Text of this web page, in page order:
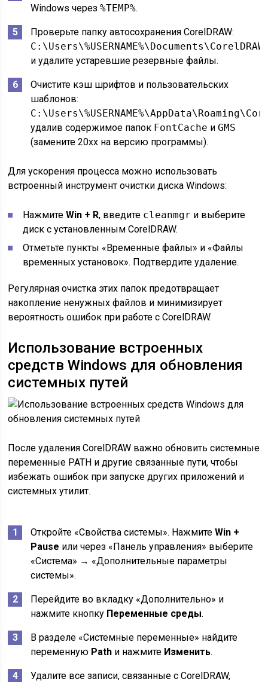
Windows через%TEMP%.
Проверьте папку автосохранения CorelDRAW:
и удалите устаревшие резервные файлы.
Очистите кэш шрифтов и пользовательских
шаблонов:
удалив содержимое папок FontCache иGMS
(замените 20xx на версию программы).
Для ускорения процесса можно использовать
встроенный инструмент очистки диска Windows:
НажмитеWin + R, введите cleanmgr и выберите
диск с установленным CorelDRAW.
Отметьте пункты «Временные файлы» и «Файлы
временных установок». Подтвердите удаление.
Регулярная очистка этих папок предотвращает
накопление ненужных файлов и минимизирует
вероятность ошибок при работе с CorelDRAW.
Использование встроенных
средств Windows для обновления
системных путей
После удаления CorelDRAW важно обновить системные
переменные PATH и другие связанные пути, чтобы
избежать ошибок при запуске других приложений и
системных утилит.
Откройте «Свойства системы». НажмитеWin +
Pause или через «Панель управления» выберите
«Система» → «Дополнительные параметры
системы».
Перейдите во вкладку «Дополнительно» и
нажмите кнопку Переменные среды.
В разделе «Системные переменные» найдите
переменную Path и нажмите Изменить.
Удалите все записи, связанные с CorelDRAW,